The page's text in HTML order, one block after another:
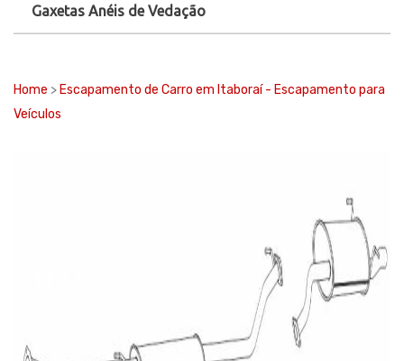
Gaxetas Anéis de Vedação
Home > Escapamento de Carro em Itaboraí - Escapamento para
Veículos